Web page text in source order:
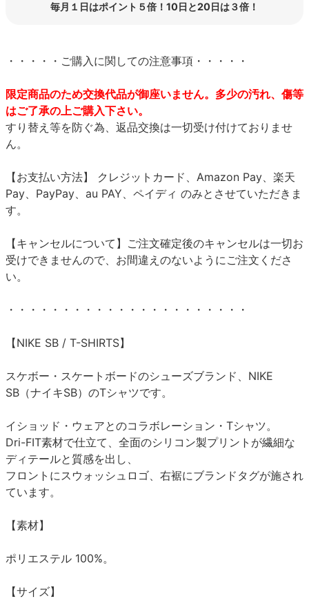
毎月１日はポイント５倍！10日と20日は３倍！
・・・・・ご購入に関しての注意事項・・・・・
限定商品のため交換代品が御座いません。多少の汚れ、傷等
はご了承の上ご購入下さい。
すり替え等を防ぐ為、返品交換は一切受け付けておりませ
ん。
【お支払い方法】 クレジットカード、Amazon Pay、楽天
Pay、PayPay、au PAY、ペイディ のみとさせていただきま
す。
【キャンセルについて】ご注文確定後のキャンセルは一切お
受けできませんので、お間違えのないようにご注文くださ
い。
・・・・・・・・・・・・・・・・・・・・・・
【NIKE SB / T-SHIRTS】
スケボー・スケートボードのシューズブランド、NIKE
SB（ナイキSB）のTシャツです。
イショッド・ウェアとのコラボレーション・Tシャツ。
Dri-FIT素材で仕立て、全面のシリコン製プリントが繊細な
ディテールと質感を出し、
フロントにスウォッシュロゴ、右裾にブランドタグが施され
ています。
【素材】
ポリエステル 100%。
【サイズ】